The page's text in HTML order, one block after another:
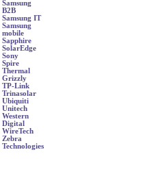
Samsung
B2B
Samsung IT
Samsung
mobile
Sapphire
SolarEdge
Sony
Spire
Thermal
Grizzly
TP-Link
Trinasolar
Ubiquiti
Unitech
Western
Digital
WireTech
Zebra
Technologies